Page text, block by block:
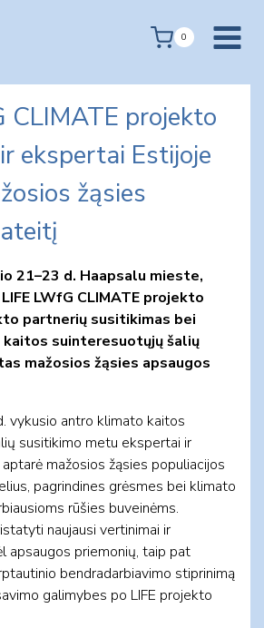
0
CLIMATE projekto
ekspertai Estijoje
žąsies
21–23 d. Haapsalu mieste,
LWfG CLIMATE projekto
partnerių susitikimas bei
suinteresuotųjų šalių
mažosios žąsies apsaugos
vykusio antro klimato kaitos
susitikimo metu ekspertai ir
mažosios žąsies populiacijos
pagrindines grėsmes bei klimato
rūšies buveinėms.
naujausi vertinimai ir
apsaugos priemonių, taip pat
bendradarbiavimo stiprinimą
galimybes po LIFE projekto